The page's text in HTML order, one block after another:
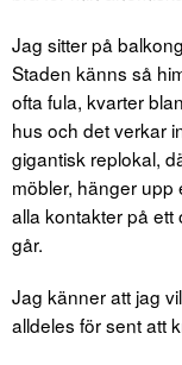
Jag sitter på
Staden känns så
ofta fula, kvarter
hus och det verkar
gigantisk replokal,
möbler, hänger upp
alla kontakter på ett
går.
Jag känner att jag
alldeles för sent att